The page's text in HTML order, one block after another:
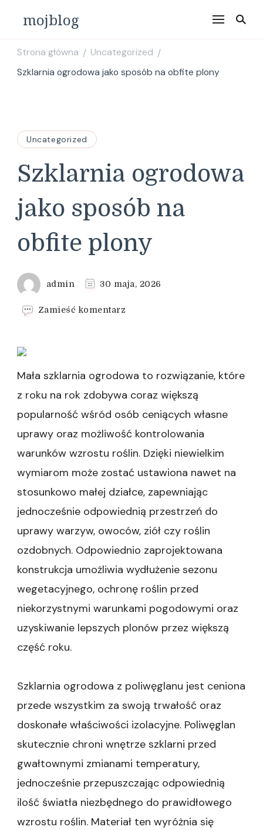
mojblog
Strona główna / Uncategorized /
Szklarnia ogrodowa jako sposób na obfite plony
Uncategorized
Szklarnia ogrodowa
jako sposób na
obfite plony
admin 30 maja, 2026
Zamieść komentarz
sposób
obfite
plony
Mała szklarnia ogrodowa to rozwiązanie, które
z roku na rok zdobywa coraz większą
popularność wśród osób ceniących własne
uprawy oraz możliwość kontrolowania
warunków wzrostu roślin. Dzięki niewielkim
wymiarom może zostać ustawiona nawet na
stosunkowo małej działce, zapewniając
jednocześnie odpowiednią przestrzeń do
uprawy warzyw, owoców, ziół czy roślin
ozdobnych. Odpowiednio zaprojektowana
konstrukcja umożliwia wydłużenie sezonu
wegetacyjnego, ochronę roślin przed
niekorzystnymi warunkami pogodowymi oraz
uzyskiwanie lepszych plonów przez większą
część roku.
Szklarnia ogrodowa z poliwęglanu jest ceniona
przede wszystkim za swoją trwałość oraz
doskonałe właściwości izolacyjne. Poliwęglan
skutecznie chroni wnętrze szklarni przed
gwałtownymi zmianami temperatury,
jednocześnie przepuszczając odpowiednią
ilość światła niezbędnego do prawidłowego
wzrostu roślin. Materiał ten wyróżnia się